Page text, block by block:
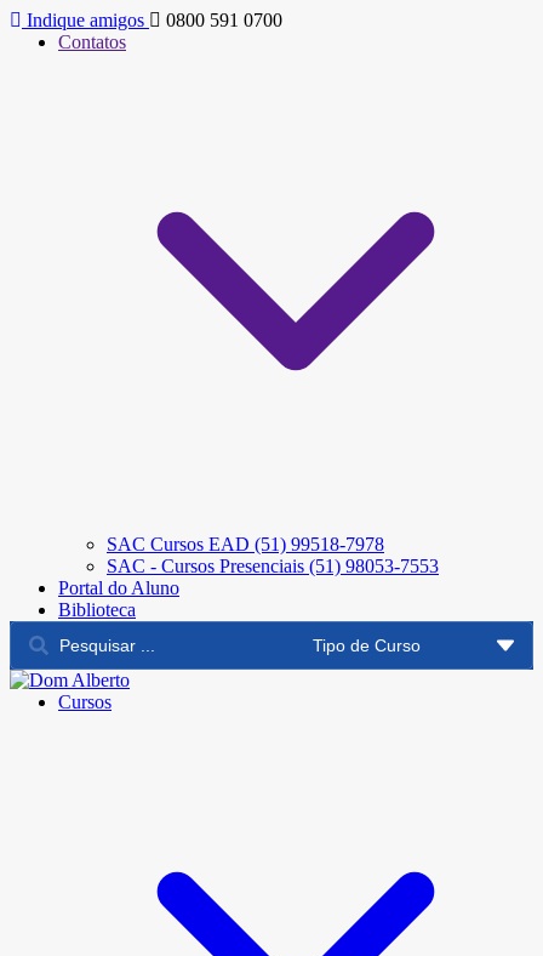
Indique amigos
0800 591 0700
Contatos
SAC Cursos EAD (51) 99518-7978
SAC - Cursos Presenciais (51) 98053-7553
Portal do Aluno
Biblioteca
Cursos